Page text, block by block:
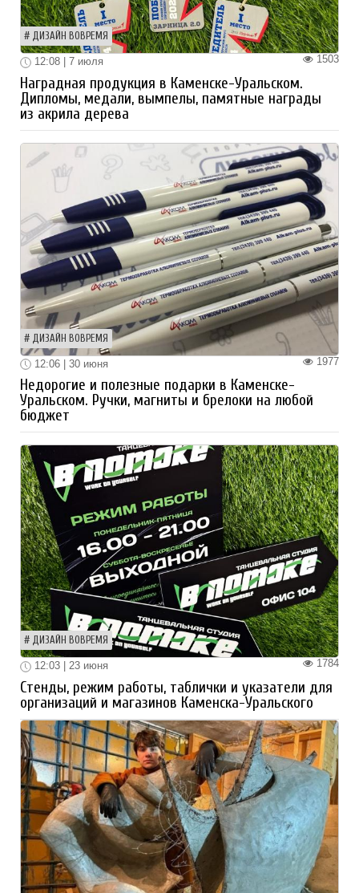
ДИЗАЙН ВОВРЕМЯ
1503
12:08 | 7 июля
Наградная продукция в Каменске-Уральском.
Дипломы, медали, вымпелы, памятные награды
из акрила дерева
ДИЗАЙН ВОВРЕМЯ
1977
12:06 | 30 июня
Недорогие и полезные подарки в Каменске-
Уральском. Ручки, магниты и брелоки на любой
бюджет
ДИЗАЙН ВОВРЕМЯ
1784
12:03 | 23 июня
Стенды, режим работы, таблички и указатели для
организаций и магазинов Каменска-Уральского